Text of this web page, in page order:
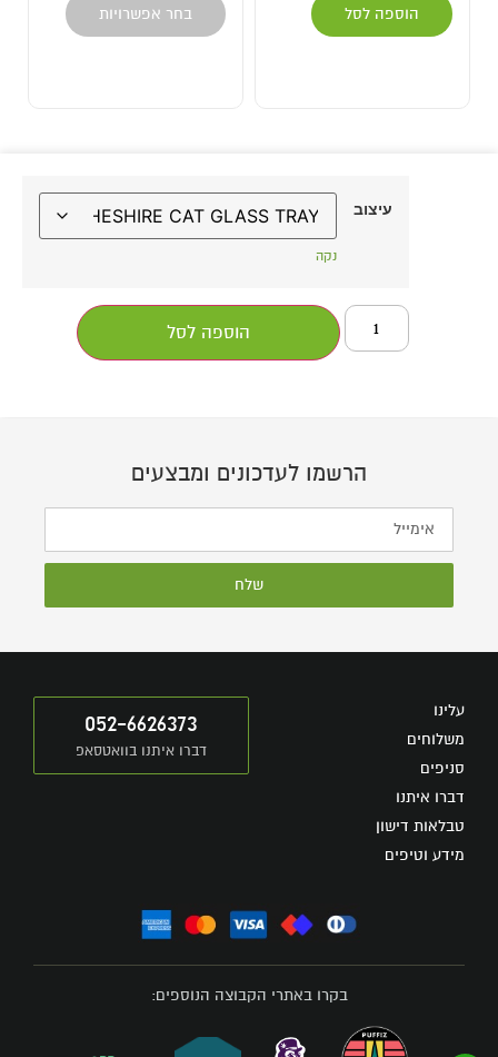
הוספה לסל בחר אפשרויות
עיצוב
נקה
הוספה לסל
הרשמו לעדכונים ומבצעים
שלח
עלינו
משלוחים
סניפים
דברו איתנו
טבלאות דישון
מידע וטיפים
052-6626373
דברו איתנו בוואטסאפ
בקרו באתרי הקבוצה הנוספים: